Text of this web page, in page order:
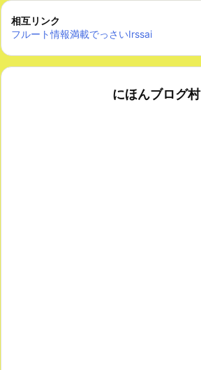
相互リンク
フルート情報満載でっさいIrssai
にほんブログ村